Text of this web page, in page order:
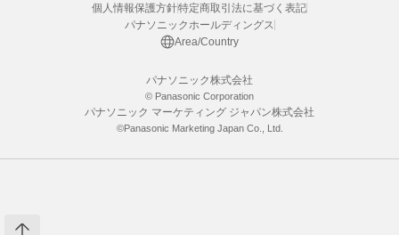
個人情報保護方針特定商取引法に基づく表記
パナソニックホールディングス
Area/Country
パナソニック株式会社
© Panasonic Corporation
パナソニック マーケティング ジャパン株式会社
©Panasonic Marketing Japan Co., Ltd.